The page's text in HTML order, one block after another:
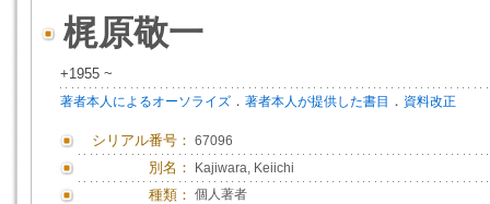
梶原敬一
+1955 ~
著者本人によるオーソライズ ． 著者本人が提供した書目 ． 資料改正
シリアル番号： 67096
別名： Kajiwara, Keiichi
種類： 個人著者